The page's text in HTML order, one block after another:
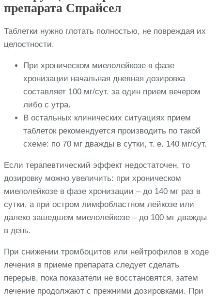
препарата Спрайсел
Таблетки нужно глотать полностью, не повреждая их
целостности.
При хроническом миелолейкозе в фазе
хронизации начальная дневная дозировка
составляет 100 мг/сут. за один прием вечером
либо с утра.
В остальных клинических ситуациях прием
таблеток рекомендуется производить по такой
схеме: по 70 мг дважды в сутки, т. е. 140 мг/сут.
Если терапевтический эффект недостаточен, то
дозировку можно увеличить: при хроническом
миелолейкозе в фазе хронизации – до 140 мг раз в
сутки, а при остром лимфобластном лейкозе или
далеко зашедшем миелолейкозе – до 100 мг дважды
в день.
При снижении тромбоцитов или нейтрофилов в ходе
лечения в приеме препарата следует сделать
перерыв, пока показатели не восстановятся, затем
лечение продолжают с прежними дозировками. При